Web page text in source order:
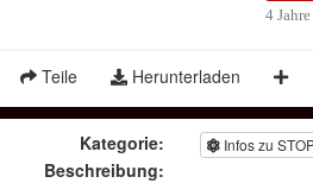
4 Jahre
Teile Herunterladen
Kategorie: Infos zu
Beschreibung: